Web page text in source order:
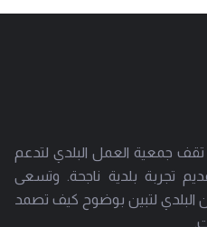
سلطة بلدية تقف جمعية العمل البلدي لتدعم
تجربة بلدية ناجحة. وتسعى
البلدي لتبين بوضوح كيف تصمد